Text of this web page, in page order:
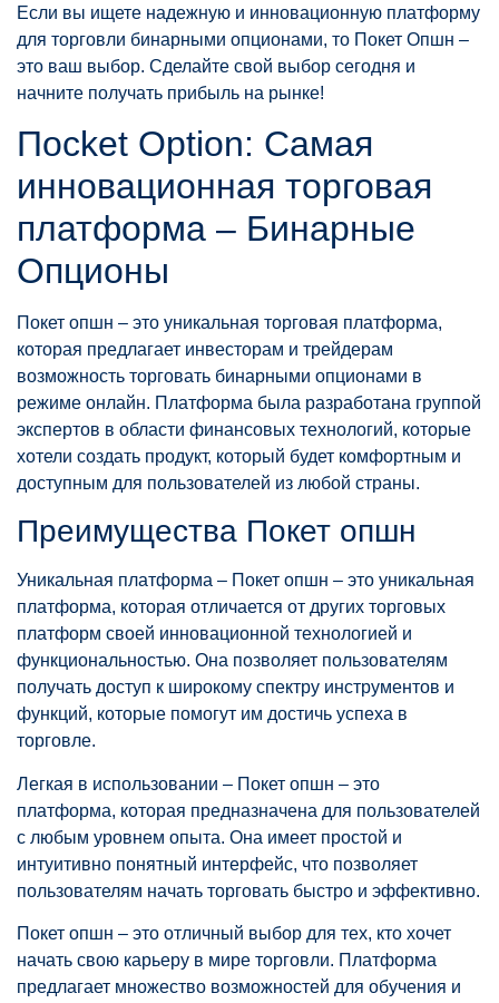
Если вы ищете надежную и инновационную платформу
для торговли бинарными опционами, то Покет Опшн –
это ваш выбор. Сделайте свой выбор сегодня и
начните получать прибыль на рынке!
Пocket Option: Самая
инновационная торговая
платформа – Бинарные
Опционы
Покет опшн – это уникальная торговая платформа,
которая предлагает инвесторам и трейдерам
возможность торговать бинарными опционами в
режиме онлайн. Платформа была разработана группой
экспертов в области финансовых технологий, которые
хотели создать продукт, который будет комфортным и
доступным для пользователей из любой страны.
Преимущества Покет опшн
Уникальная платформа – Покет опшн – это уникальная
платформа, которая отличается от других торговых
платформ своей инновационной технологией и
функциональностью. Она позволяет пользователям
получать доступ к широкому спектру инструментов и
функций, которые помогут им достичь успеха в
торговле.
Легкая в использовании – Покет опшн – это
платформа, которая предназначена для пользователей
с любым уровнем опыта. Она имеет простой и
интуитивно понятный интерфейс, что позволяет
пользователям начать торговать быстро и эффективно.
Покет опшн – это отличный выбор для тех, кто хочет
начать свою карьеру в мире торговли. Платформа
предлагает множество возможностей для обучения и